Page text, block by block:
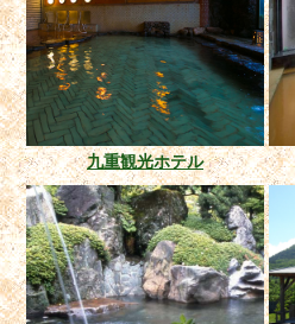
九重観光ホテル